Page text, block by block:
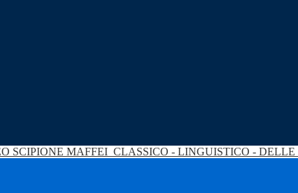
SCIPIONE MAFFEI CLASSICO - LINGUISTICO -